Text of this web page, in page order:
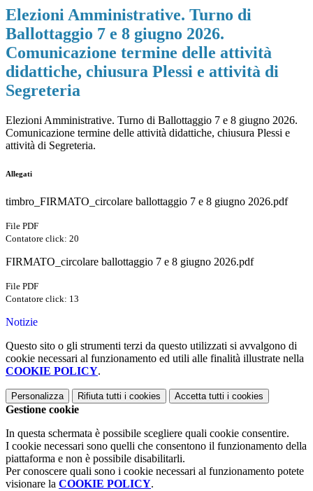
Elezioni Amministrative. Turno di
Ballottaggio 7 e 8 giugno 2026.
Comunicazione termine delle attività
didattiche, chiusura Plessi e attività di
Segreteria
Elezioni Amministrative. Turno di Ballottaggio 7 e 8 giugno 2026.
Comunicazione termine delle attività didattiche, chiusura Plessi e
attività di Segreteria.
Allegati
timbro_FIRMATO_circolare ballottaggio 7 e 8 giugno 2026.pdf
File PDF
Contatore click: 20
FIRMATO_circolare ballottaggio 7 e 8 giugno 2026.pdf
File PDF
Contatore click: 13
Notizie
Questo sito o gli strumenti terzi da questo utilizzati si avvalgono di
cookie necessari al funzionamento ed utili alle finalità illustrate nella
COOKIE POLICY.
Personalizza Rifiuta tutti i cookies Accetta tutti i cookies
Gestione cookie
In questa schermata è possibile scegliere quali cookie consentire.
I cookie necessari sono quelli che consentono il funzionamento della
piattaforma e non è possibile disabilitarli.
Per conoscere quali sono i cookie necessari al funzionamento potete
visionare la COOKIE POLICY.